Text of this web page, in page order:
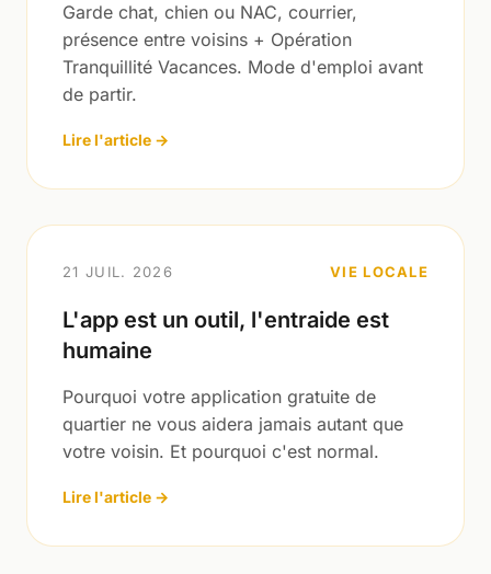
Garde chat, chien ou NAC, courrier,
présence entre voisins + Opération
Tranquillité Vacances. Mode d'emploi avant
de partir.
Lire l'article →
21 JUIL. 2026 VIE LOCALE
L'app est un outil, l'entraide est
humaine
Pourquoi votre application gratuite de
quartier ne vous aidera jamais autant que
votre voisin. Et pourquoi c'est normal.
Lire l'article →